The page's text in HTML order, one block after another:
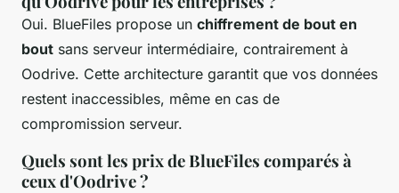
Oui. BlueFiles propose un chiffrement de bout en
bout sans serveur intermédiaire, contrairement à
Oodrive. Cette architecture garantit que vos données
restent inaccessibles, même en cas de
compromission serveur.
Quels sont les prix de BlueFiles comparés à
ceux d'Oodrive ?